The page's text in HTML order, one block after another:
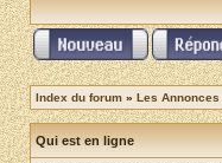
Index du forum » Les Annonces
Qui est en ligne